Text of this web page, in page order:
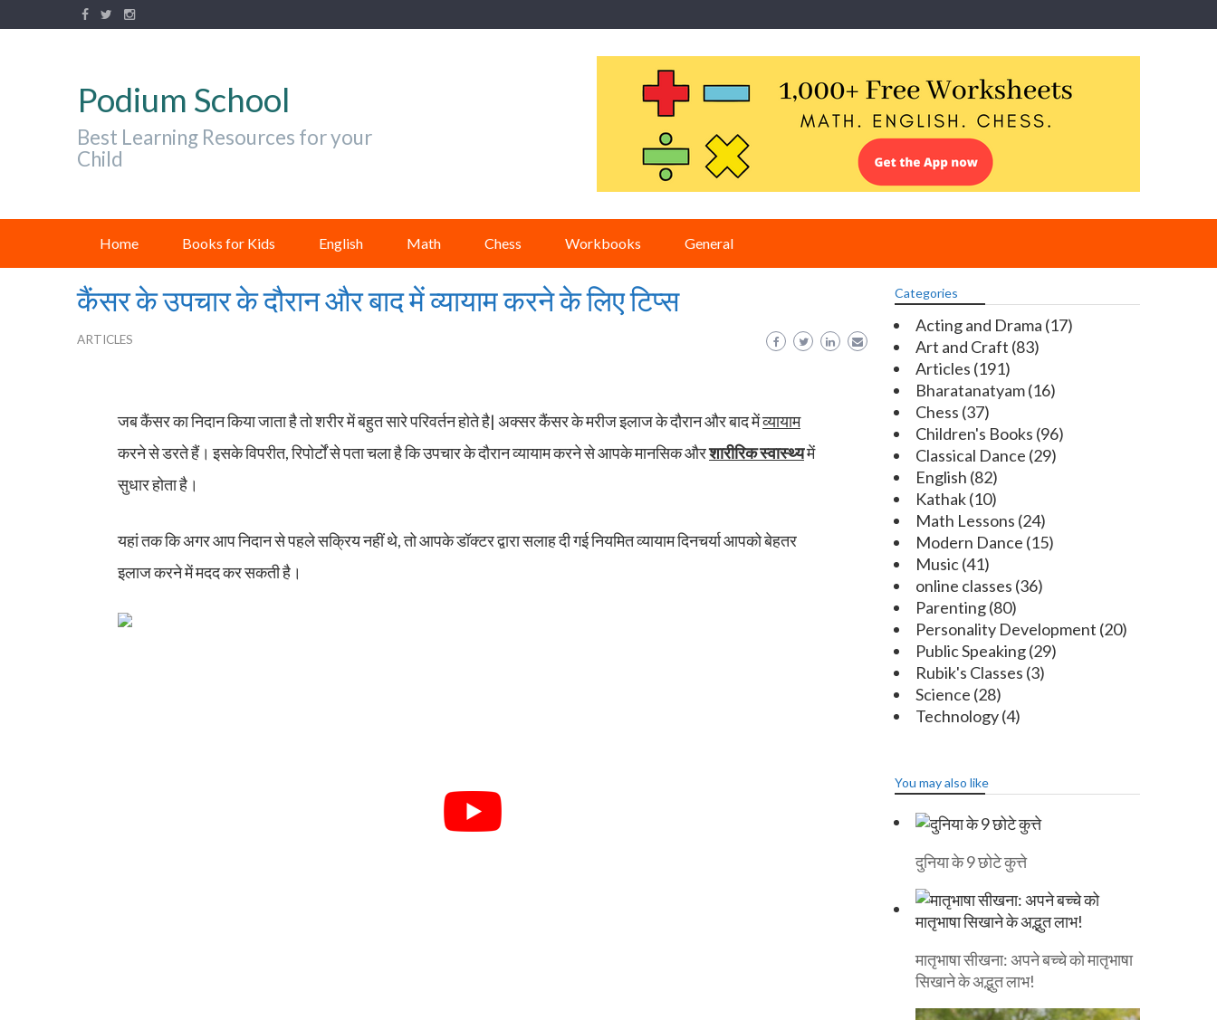
Podium School
Best Learning Resources for your
Child
Home Books for Kids English Math Chess Workbooks General
कैंसर के उपचार के दौरान और बाद में व्यायाम करने के लिए टिप्स
ARTICLES
जब कैंसर का निदान किया जाता है तो शरीर में बहुत सारे परिवर्तन होते है| अक्सर कैंसर के मरीज इलाज के दौरान और बाद मेंव्यायाम
करने से डरते हैं। इसके विपरीत, रिपोर्टों से पता चला है कि उपचार के दौरान व्यायाम करने से आपके मानसिक औरशारीरिक स्वास्थ्यमें
सुधार होता है।
यहां तक ​​​​कि अगर आप निदान से पहले सक्रिय नहीं थे, तो आपके डॉक्टर द्वारा सलाह दी गई नियमित व्यायाम दिनचर्या आपको बेहतर
इलाज करने में मदद कर सकती है।
Categories
Acting and Drama (17)
Art and Craft (83)
Articles (191)
Bharatanatyam(16)
Chess (37)
Children's Books (96)
Classical Dance (29)
English (82)
Kathak(10)
Math Lessons (24)
Modern Dance (15)
Music(41)
online classes (36)
Parenting(80)
Personality Development (20)
Public Speaking(29)
Rubik's Classes (3)
Science (28)
Technology(4)
You may also like
दुनिया के 9 छोटे कुत्ते
मातृभाषा सीखना: अपने बच्चे को मातृभाषा
सिखाने के अद्भुत लाभ!